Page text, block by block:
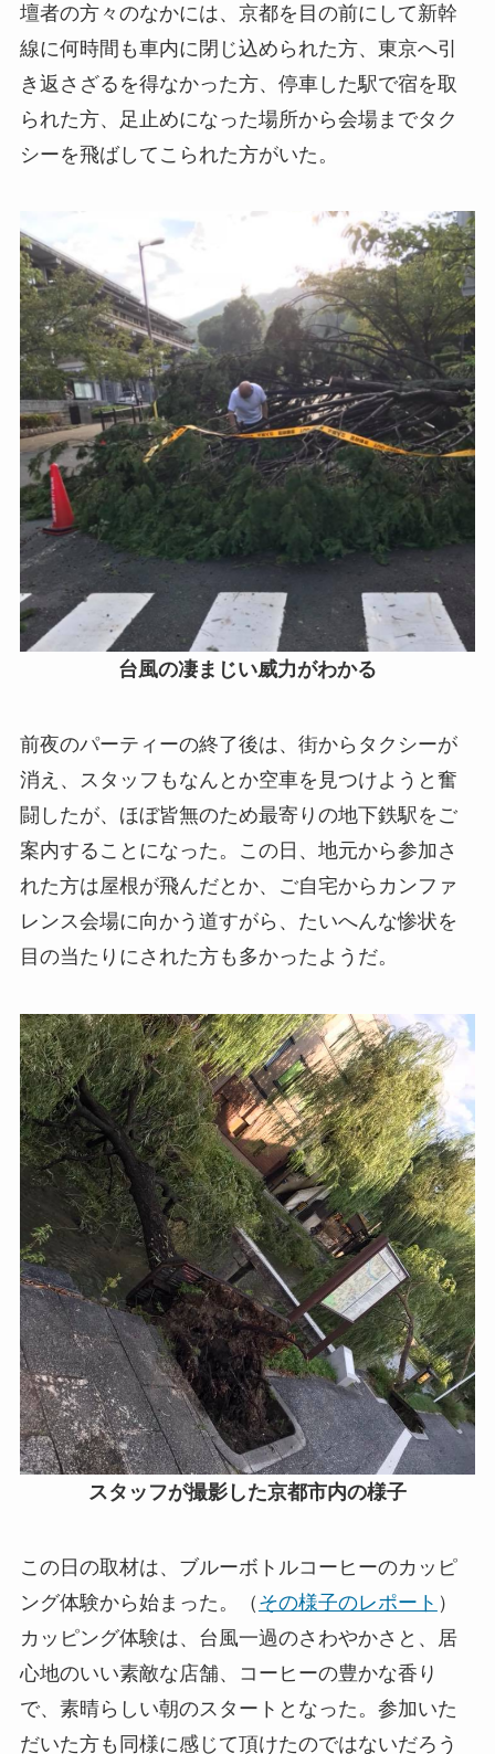
壇者の方々のなかには、京都を目の前にして新幹
線に何時間も車内に閉じ込められた方、東京へ引
き返さざるを得なかった方、停車した駅で宿を取
られた方、足止めになった場所から会場までタク
シーを飛ばしてこられた方がいた。
台風の凄まじい威力がわかる
前夜のパーティーの終了後は、街からタクシーが
消え、スタッフもなんとか空車を見つけようと奮
闘したが、ほぼ皆無のため最寄りの地下鉄駅をご
案内することになった。この日、地元から参加さ
れた方は屋根が飛んだとか、ご自宅からカンファ
レンス会場に向かう道すがら、たいへんな惨状を
目の当たりにされた方も多かったようだ。
スタッフが撮影した京都市内の様子
この日の取材は、ブルーボトルコーヒーのカッピ
ング体験から始まった。（ その様子のレポート ）
カッピング体験は、台風一過のさわやかさと、居
心地のいい素敵な店舗、コーヒーの豊かな香り
で、素晴らしい朝のスタートとなった。参加いた
だいた方も同様に感じて頂けたのではないだろう